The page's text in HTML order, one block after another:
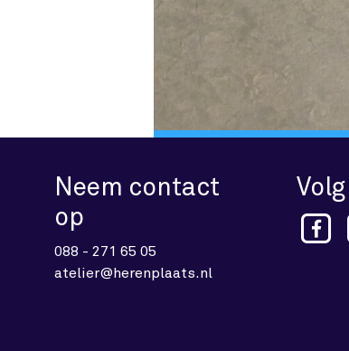
Neem contact
op
088 - 271 65 05
atelier@herenplaats.nl